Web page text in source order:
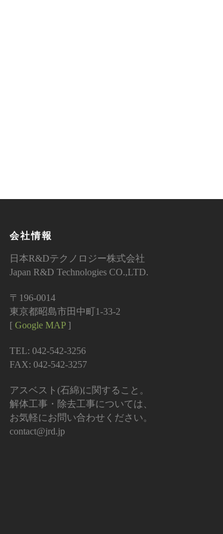
会社情報
日本R&Dテクノロジー株式会社
Japan R&D Technologies CO.,LTD.
〒196-0014
東京都昭島市田中町1-33-2
[Google MAP]
TEL: 042-542-3256
FAX: 042-542-3257
アスベスト(石綿)に関すること。
解体工事・除去工事については、
お気軽にお問い合わせください。
contact@jrd.jp